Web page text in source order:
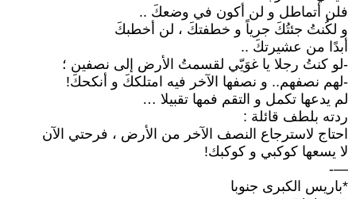
فلن أتماطل و لن أكون في وضعكَ ..
و لكُنتُ جئتُكَ جرياً و خطفتكَ ، لن أخطبكَ
أبدًا من عشيرتكَ ..
-لو كنتُ رجلا يا غوَيّي لقسمتُ الأرض إلى نصفين ؛
-لهم نصفهم.. و نصفها الآخر فيه امتلككَ و أنكحكَ!
لم يدعها تكمل و التقم فمها تقبيلا …
ردته بلطف قائلة :
احتاج لاسترجاع النصف الآخر من الأرض ، فرحتي الآن
لا يسعها كوكبي و كوكبك!
—-
*باريس الكبرى جنوبا